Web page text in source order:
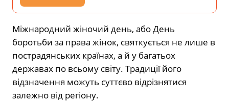
Міжнародний жіночий день, або День
боротьби за права жінок, святкується не лише в
пострадянських країнах, а й у багатьох
державах по всьому світу. Традиції його
відзначення можуть суттєво відрізнятися
залежно від регіону.